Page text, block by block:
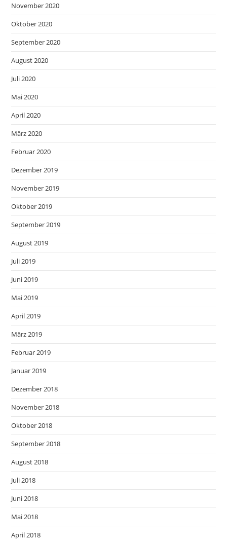
November 2020
Oktober 2020
September 2020
August 2020
Juli 2020
Mai 2020
April 2020
März 2020
Februar 2020
Dezember 2019
November 2019
Oktober 2019
September 2019
August 2019
Juli 2019
Juni 2019
Mai 2019
April 2019
März 2019
Februar 2019
Januar 2019
Dezember 2018
November 2018
Oktober 2018
September 2018
August 2018
Juli 2018
Juni 2018
Mai 2018
April 2018